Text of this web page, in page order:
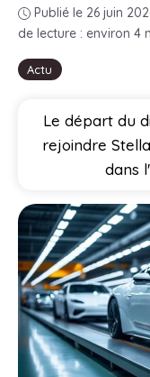
Actu
Publié le 26 juin
de lecture : environ 4
Le départ du
rejoindre
dans